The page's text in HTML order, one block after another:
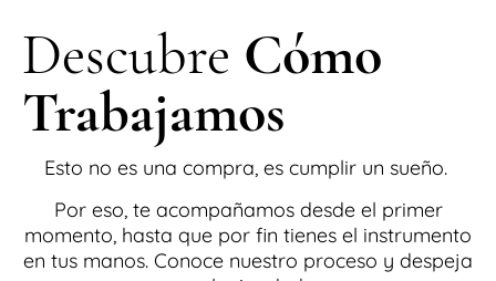
Descubre Cómo
Trabajamos
Esto no es una compra, es cumplir un sueño.
Por eso, te acompañamos desde el primer
momento, hasta que por fin tienes el instrumento
en tus manos. Conoce nuestro proceso y despeja